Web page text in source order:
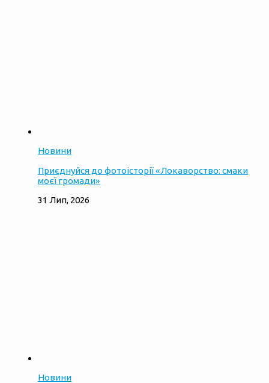
Новини
Приєднуйся до фотоісторії «Локаворство: смаки
моєї громади»
31 Лип, 2026
Новини